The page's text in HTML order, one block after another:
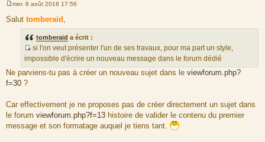
e
s
mer. 8 août 2018 17:56
Salut tomberaid
tomberaid a écrit :
S
o
u
e
d
u
si l'on veut présenter l'un de ses travaux, pour ma part un style,
impossible d'écrire un nouveau message dans le forum dédié
Ne parviens-tu pas à créer un nouveau sujet dans le viewforum.php?
f=30 ?
Car effectivement je ne proposes pas de créer directement un sujet dans
le forum viewforum.php?f=13 histoire de valider le contenu du premier
message et son formatage auquel je tiens tant.